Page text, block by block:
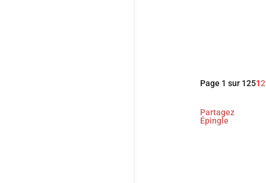
Page 1 sur 12512
Partagez
Épingle